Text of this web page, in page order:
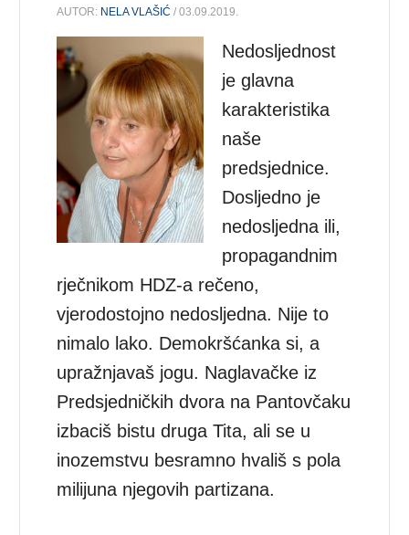
AUTOR: NELA VLAŠIĆ / 03.09.2019.
Nedosljednost
je glavna
karakteristika
naše
predsjednice.
Dosljedno je
nedosljedna ili,
propagandnim
rječnikom HDZ-a rečeno,
vjerodostojno nedosljedna. Nije to
nimalo lako. Demokršćanka si, a
upražnjavaš jogu. Naglavačke iz
Predsjedničkih dvora na Pantovčaku
izbaciš bistu druga Tita, ali se u
inozemstvu besramno hvališ s pola
milijuna njegovih partizana.